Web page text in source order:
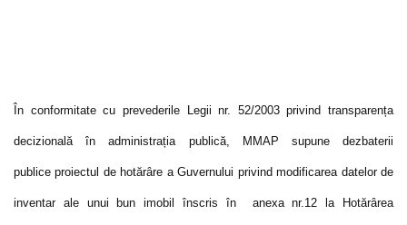
În conformitate cu prevederile Legii nr. 52/2003 privind transparența
decizională în administrația publică, MMAP supune dezbaterii
publice proiectul de hotărâre a Guvernului privind modificarea datelor de
inventar ale unui bun imobil înscris în anexa nr.12 la Hotărârea